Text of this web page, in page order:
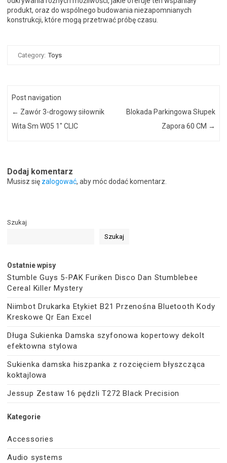
produkt, oraz do wspólnego budowania niezapomnianych
konstrukcji, które mogą przetrwać próbę czasu.
Category: Toys
Post navigation
← Zawór 3-drogowy siłownik
Wita Sm W05 1″ CLIC
Blokada Parkingowa Słupek
Zapora 60 CM →
Dodaj komentarz
Musisz się zalogować, aby móc dodać komentarz.
Szukaj
Szukaj
Ostatnie wpisy
Stumble Guys 5-PAK Furiken Disco Dan Stumblebee
Cereal Killer Mystery
Niimbot Drukarka Etykiet B21 Przenośna Bluetooth Kody
Kreskowe Qr Ean Excel
Długa Sukienka Damska szyfonowa kopertowy dekolt
efektowna stylowa
Sukienka damska hiszpanka z rozcięciem błyszcząca
koktajlowa
Jessup Zestaw 16 pędzli T272 Black Precision
Kategorie
Accessories
Audio systems